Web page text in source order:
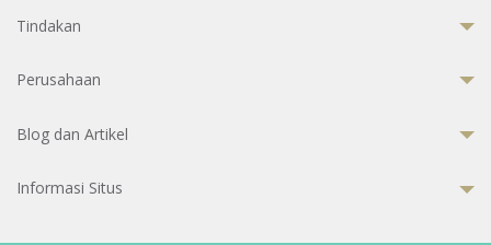
Tindakan
Perusahaan
Blog dan Artikel
Informasi Situs